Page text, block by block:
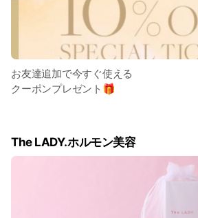
お友達追加で今すぐ使える
クーポンプレゼント🎁
The LADY.ホルモン美容